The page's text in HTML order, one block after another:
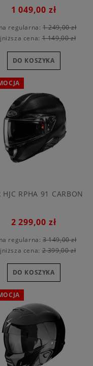
1 049,00 zł
regularna: 1 249,00 zł
cena:1 149,00 zł
DO KOSZYKA
HJC RPHA 91 CARBON
2 299,00 zł
regularna: 3 149,00 zł
cena:2 399,00 zł
DO KOSZYKA